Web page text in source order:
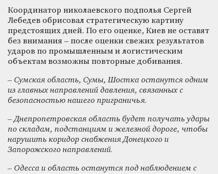
Координатор николаевского подполья Сергей
Лебедев обрисовал стратегическую картину
предстоящих дней. По его оценке, Киев не оставят
без внимания – после оценки свежих результатов
ударов по промышленным и логистическим
объектам возможны повторные добивания.
– Сумская область, Сумы, Шостка останутся одним
из главных направлений давления, связанных с
безопасностью нашего приграничья.
– Днепропетровская область будет получать удары
по складам, подстанциям и железной дороге, чтобы
нарушить коридор снабжения Донецкого и
Запорожского направлений.
– Одесса и область останутся под наблюдением с